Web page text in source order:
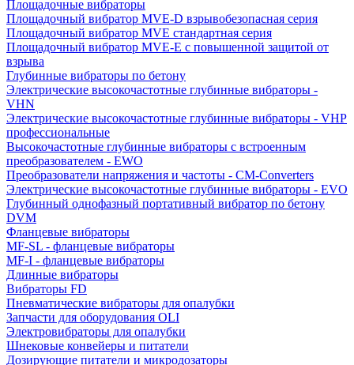
Площадочные вибраторы
Площадочный вибратор MVE-D взрывобезопасная серия
Площадочный вибратор MVE стандартная серия
Площадочный вибратор MVE-E с повышенной защитой от
взрыва
Глубинные вибраторы по бетону
Электрические высокочастотные глубинные вибраторы -
VHN
Электрические высокочастотные глубинные вибраторы - VHP
профессиональные
Высокочастотные глубинные вибраторы с встроенным
преобразователем - EWO
Преобразователи напряжения и частоты - CM-Converters
Электрические высокочастотные глубинные вибраторы - EVO
Глубинный однофазный портативный вибратор по бетону
DVM
Фланцевые вибраторы
MF-SL - фланцевые вибраторы
MF-I - фланцевые вибраторы
Длинные вибраторы
Вибраторы FD
Пневматические вибраторы для опалубки
Запчасти для оборудования OLI
Электровибраторы для опалубки
Шнековые конвейеры и питатели
Дозирующие питатели и микродозаторы